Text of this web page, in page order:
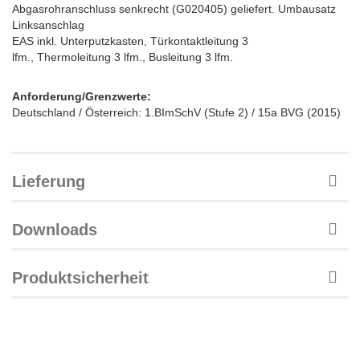
Abgasrohranschluss senkrecht (G020405) geliefert. Umbausatz
Linksanschlag
EAS inkl. Unterputzkasten, Türkontaktleitung 3
lfm., Thermoleitung 3 lfm., Busleitung 3 lfm.
Anforderung/Grenzwerte:
Deutschland / Österreich: 1.BImSchV (Stufe 2) / 15a BVG (2015)
Lieferung
Downloads
Produktsicherheit